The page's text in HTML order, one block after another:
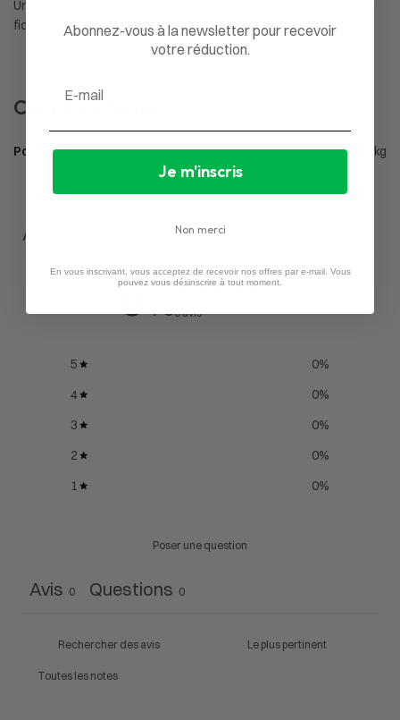
Un jeu original où l’urbanisme commercial rencontre la science-
fiction décalée.
Caractéristiques
Poids 0,300 kg
Avis du client
0 / 50 avis
5 0%
4
0%
3
0%
2
0%
1
0%
Poser une question
Avis 0 Questions 0
Abonnez-vous à la newsletter pour recevoir
votre réduction.
Je m'inscris
Non merci
En vous inscrivant, vous acceptez de recevoir nos offres par e-mail. Vous
pouvez vous désinscrire à tout moment.